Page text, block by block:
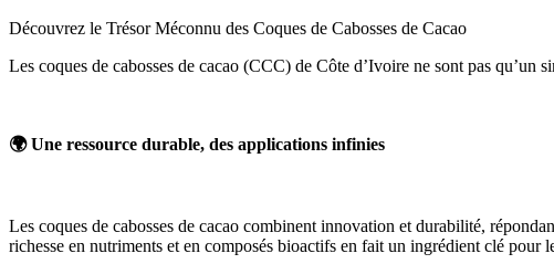
Découvrez le Trésor Méconnu des Coques de Cabosses de Cacao
Les coques de cabosses de cacao (CCC) de Côte d’Ivoire ne sont pas
🌍 Une ressource durable, des applications infinies
Les coques de cabosses de cacao combinent innovation et durabilité,
richesse en nutriments et en composés bioactifs en fait un ingrédient clé pour